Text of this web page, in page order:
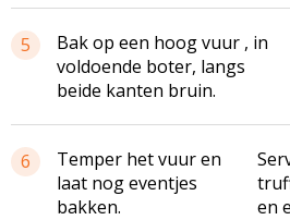
5
Bak op een hoog vuur , in
voldoende boter, langs
beide kanten bruin.
6
Temper het vuur en
laat nog eventjes
bakken.
en